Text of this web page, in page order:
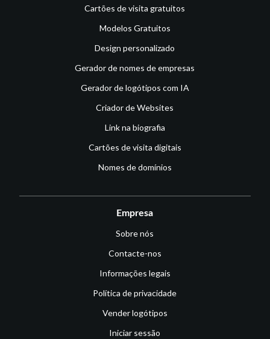
Cartões de visita gratuitos
Modelos Gratuitos
Design personalizado
Gerador de nomes de empresas
Gerador de logótipos com IA
Criador de Websites
Link na biografia
Cartões de visita digitais
Nomes de domínios
Empresa
Sobre nós
Contacte-nos
Informações legais
Política de privacidade
Vender logótipos
Iniciar sessão